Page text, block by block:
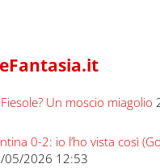
Un moscio miagolio
0-2: io l’ho vista così
05/2026 12:53